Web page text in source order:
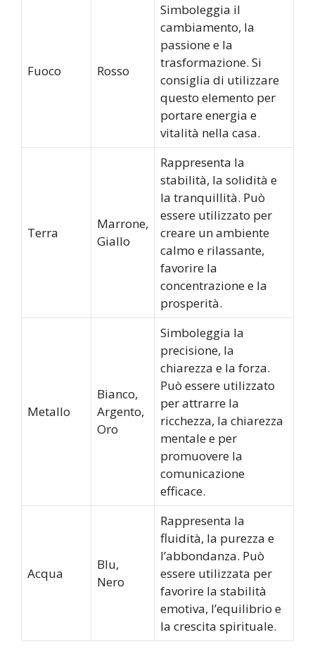
Fuoco Rosso
Simboleggia il
cambiamento, la
passione e la
trasformazione. Si
consiglia di utilizzare
questo elemento per
portare energia e
vitalità nella casa.
Terra
Marrone,
Giallo
Rappresenta la
stabilità, la solidità e
la tranquillità. Può
essere utilizzato per
creare un ambiente
calmo e rilassante,
favorire la
concentrazione e la
prosperità.
Metallo
Bianco,
Argento,
Oro
Simboleggia la
precisione, la
chiarezza e la forza.
Può essere utilizzato
per attrarre la
ricchezza, la chiarezza
mentale e per
promuovere la
comunicazione
efficace.
Acqua
Blu,
Nero
Rappresenta la
fluidità, la purezza e
l’abbondanza. Può
essere utilizzata per
favorire la stabilità
emotiva, l’equilibrio e
la crescita spirituale.